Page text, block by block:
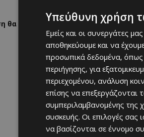
θα πραγματοποιηθεί στις 27
Υπεύθυνη χρήση
Εμείς και οι συνεργάτες
αποθηκεύουμε και να
προσωπικά δεδομένα, όπως
περιήγησης, για
περιεχομένου, ανάλυση
επίσης να επεξεργάζονται
συμπεριλαμβανομένης της
συσκευής. Οι επιλογές σας
να βασίζονται σε έννομο